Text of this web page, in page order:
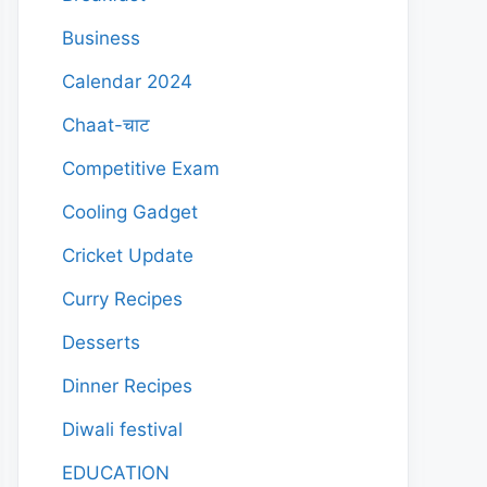
Business
Calendar 2024
Chaat-चाट
Competitive Exam
Cooling Gadget
Cricket Update
Curry Recipes
Desserts
Dinner Recipes
Diwali festival
EDUCATION